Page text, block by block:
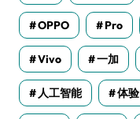
OPPO Pro
Vivo 一加
人工智能 体验